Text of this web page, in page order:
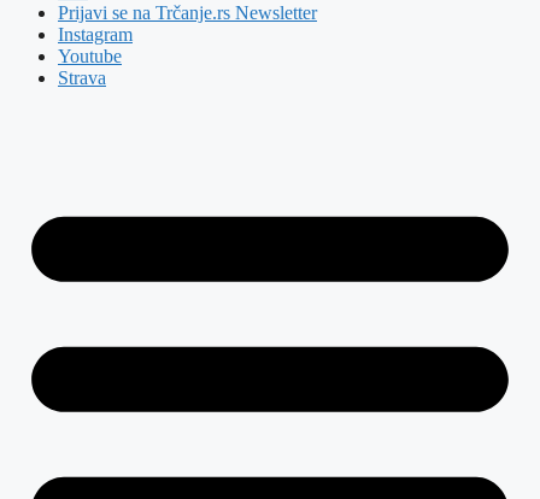
Prijavi se na Trčanje.rs Newsletter
Instagram
Youtube
Strava